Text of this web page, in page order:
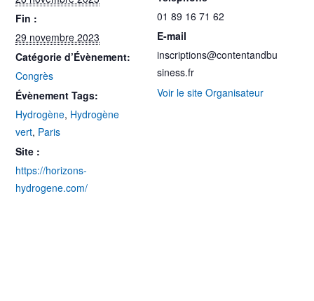
Fin :
29 novembre 2023
Catégorie d’Évènement:
Congrès
Évènement Tags:
Hydrogène, Hydrogène
vert, Paris
Site :
https://horizons-
hydrogene.com/
01 89 16 71 62
E-mail
inscriptions@contentandbu
siness.fr
Voir le site Organisateur